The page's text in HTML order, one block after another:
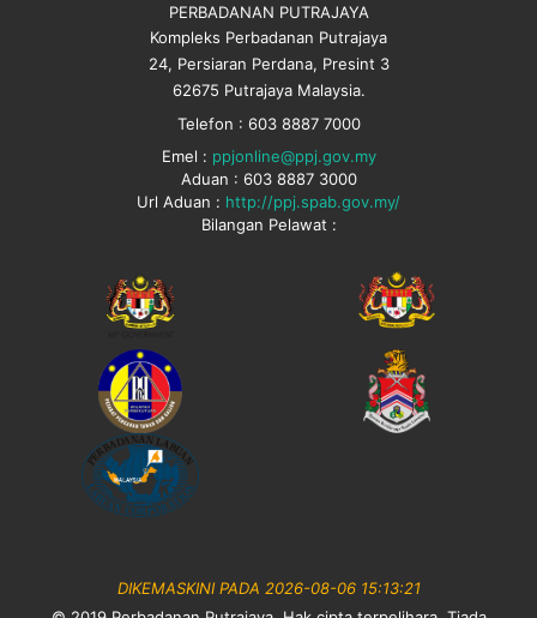
PERBADANAN PUTRAJAYA
Kompleks Perbadanan Putrajaya
24, Persiaran Perdana, Presint 3
62675 Putrajaya Malaysia.
Telefon : 603 8887 7000
Emel : ppjonline@ppj.gov.my
Aduan : 603 8887 3000
Url Aduan : http://ppj.spab.gov.my/
Bilangan Pelawat :
DIKEMASKINI PADA 2026-08-06 15:13:21